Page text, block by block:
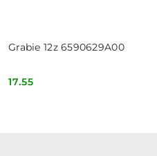
Grabie 12z 6590629A00
Cena:
17.55